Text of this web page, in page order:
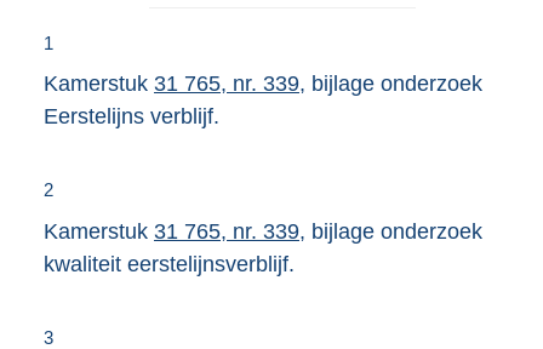
1
Kamerstuk 31 765, nr. 339, bijlage onderzoek
Eerstelijns verblijf.
2
Kamerstuk 31 765, nr. 339, bijlage onderzoek
kwaliteit eerstelijnsverblijf.
3